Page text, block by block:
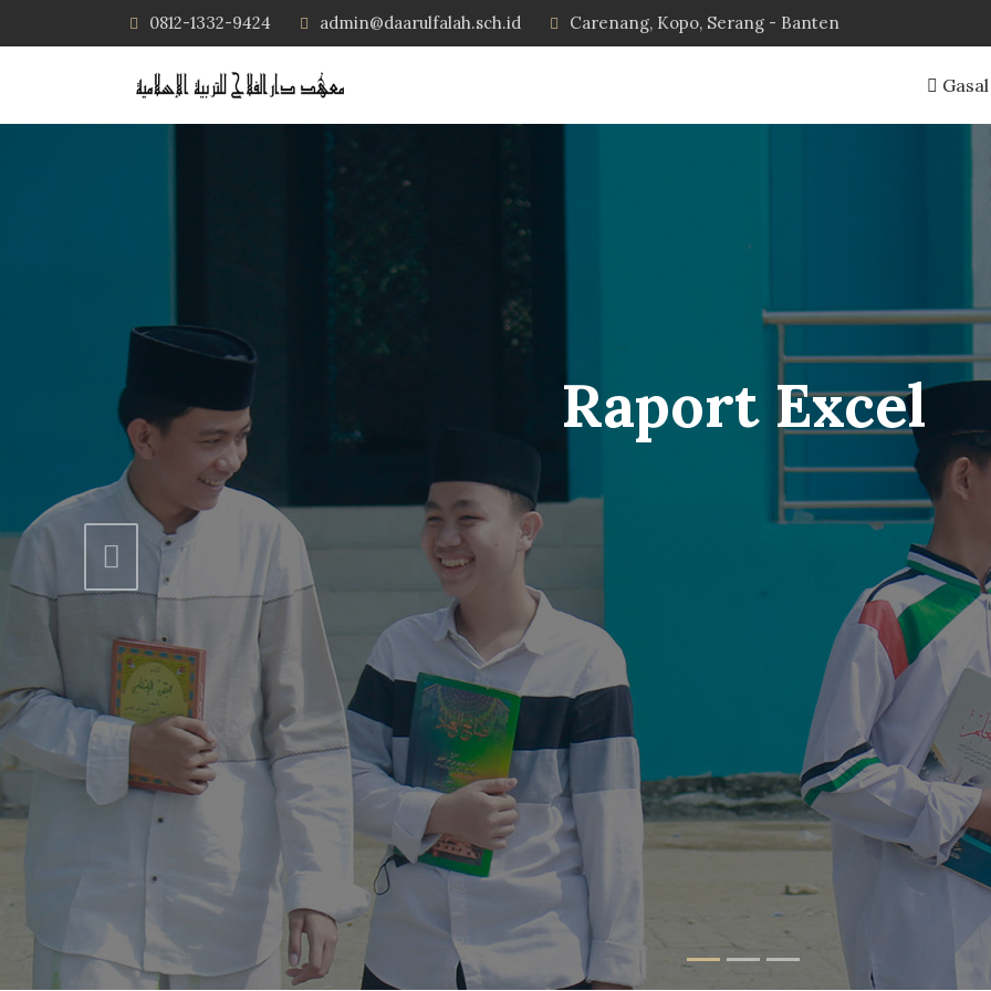
0812-1332-9424 admin@daarulfalah.sch.id Carenang, Kopo, Serang - Banten
Raport Excel
Previous